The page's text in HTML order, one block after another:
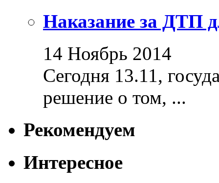
Наказание за ДТП
14 Ноябрь 2014
Сегодня 13.11,
решение о том, ...
Рекомендуем
Интересное